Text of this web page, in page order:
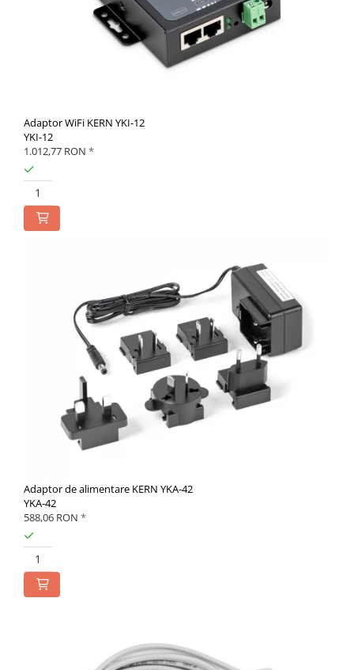
Adaptor WiFi KERN YKI-12
YKI-12
1.012,77 RON *
Adaptor de alimentare KERN YKA-42
YKA-42
588,06 RON *